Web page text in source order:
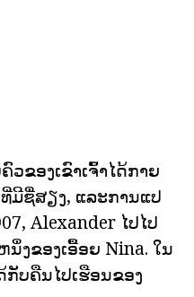
ວຂອງເຂົາເຈົ້າໄດ້ກາຍ
ມີຊື່ສຽງ, ແລະການແປ
Alexander ໄປໄປ
ນຶ່ງຂອງເອື້ອຍ Nina. ໃນ
ບຄືນໄປເຮືອນຂອງ